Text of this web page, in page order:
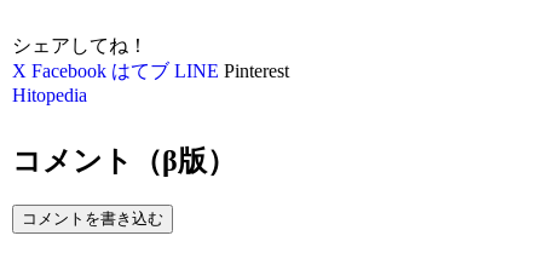
シェアしてね！
X Facebook はてブ LINE Pinterest
Hitopedia
コメント（β版）
コメントを書き込む